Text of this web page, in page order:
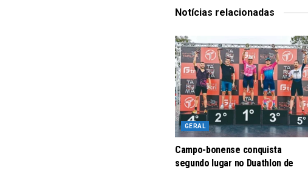
Notícias relacionadas
GERAL
Campo-bonense conquista
segundo lugar no Duathlon de